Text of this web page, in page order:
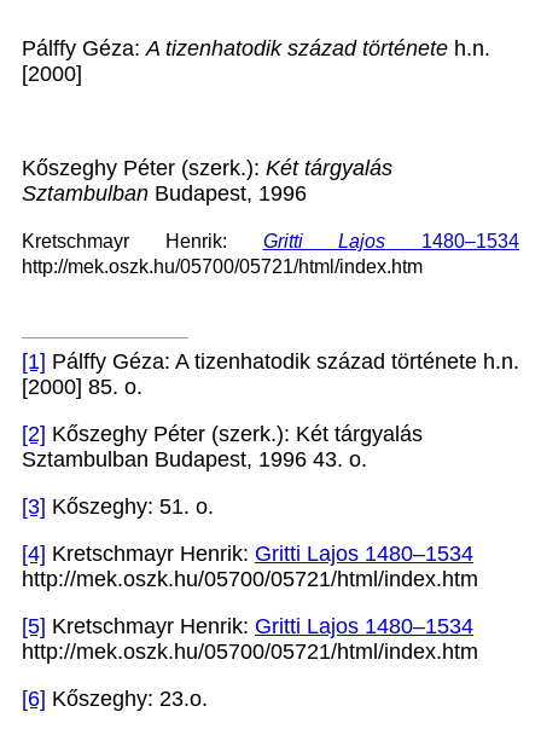
Pálffy Géza:A tizenhatodik század története h.n.
[2000]
Kőszeghy Péter (szerk.): Két tárgyalás
Sztambulban Budapest, 1996
Kretschmayr Henrik: Gritti Lajos 1480–1534
http://mek.oszk.hu/05700/05721/html/index.htm
[1] Pálffy Géza: A tizenhatodik század története h.n.
[2000] 85. o.
[2] Kőszeghy Péter (szerk.): Két tárgyalás
Sztambulban Budapest, 1996 43. o.
[3] Kőszeghy: 51. o.
[4] Kretschmayr Henrik: Gritti Lajos 1480–1534
http://mek.oszk.hu/05700/05721/html/index.htm
[5] Kretschmayr Henrik: Gritti Lajos 1480–1534
http://mek.oszk.hu/05700/05721/html/index.htm
[6] Kőszeghy: 23.o.